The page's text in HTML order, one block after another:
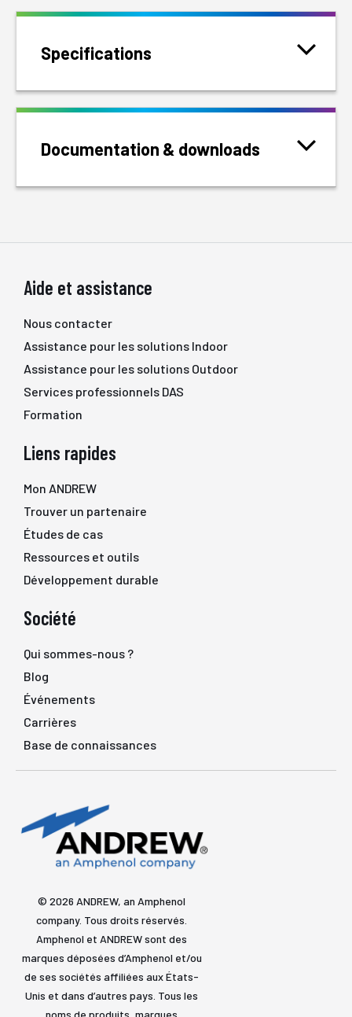
Specifications
Documentation & downloads
Aide et assistance
Nous contacter
Assistance pour les solutions Indoor
Assistance pour les solutions Outdoor
Services professionnels DAS
Formation
Liens rapides
Mon ANDREW
Trouver un partenaire
Études de cas
Ressources et outils
Développement durable
Société
Qui sommes-nous ?
Blog
Événements
Carrières
Base de connaissances
© 2026 ANDREW, an Amphenol
company. Tous droits réservés.
Amphenol et ANDREW sont des
marques déposées d’Amphenol et/ou
de ses sociétés affiliées aux États-
Unis et dans d’autres pays. Tous les